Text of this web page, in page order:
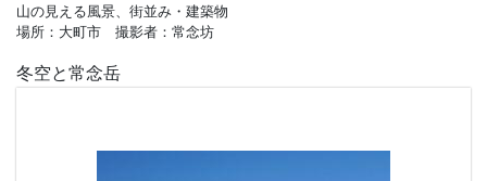
山の見える風景、街並み・建築物
場所：大町市 撮影者：常念坊
冬空と常念岳